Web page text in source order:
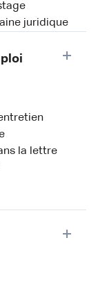
juridique
la lettre